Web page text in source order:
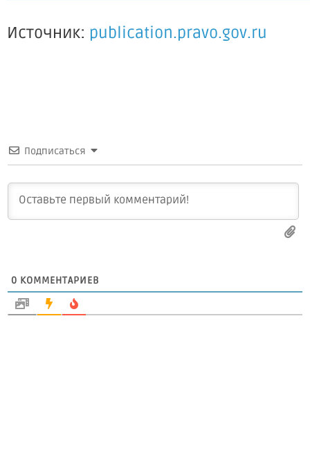
Источник: publication.pravo.gov.ru
Подписаться
0 КОММЕНТАРИЕВ